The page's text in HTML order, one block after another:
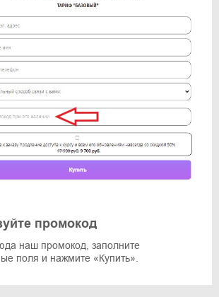
промокод
наш промокод, заполните
поля и нажмите «Купить».